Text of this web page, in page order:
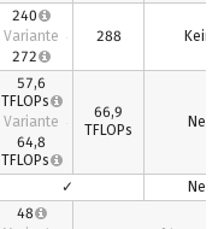
240
Variante
272
288
57,6
TFLOPs
Variante
64,8
TFLOPs
66,9
TFLOPs
Nein
✓ Nein
48